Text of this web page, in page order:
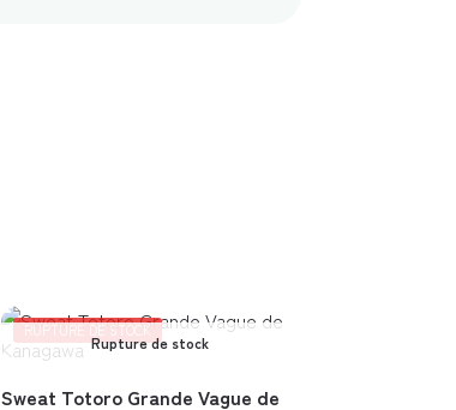
RUPTURE DE STOCK
Rupture de stock
Sweat Totoro Grande Vague de